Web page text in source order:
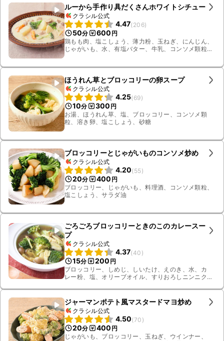
ルーから手作り具だくさんホワイトシチュー
クラシル公式
4.47(206)
50分 600 円
鶏もも肉、塩こしょう、薄力粉、玉ねぎ、にんじん、
じゃがいも、水、有塩バター、牛乳、コンソメ顆粒、
ほうれん草とブロッコリーの卵スープ
クラシル公式
4.25(69)
10分 300 円
お湯、ほうれん草、塩、ブロッコリー、コンソメ顆
粒、溶き卵、塩こしょう、砂糖
ブロッコリーとじゃがいものコンソメ炒め
クラシル公式
4.20(55)
20分 400 円
ブロッコリー、じゃがいも、料理酒、コンソメ顆粒、
塩こしょう、サラダ油
ごろごろブロッコリーときのこのカレースー
プ
クラシル公式
4.37(40 )
15分 200 円
ブロッコリー、しめじ、しいたけ、えのき、水、カ
レー粉、塩、オリーブオイル、すりおろしニンニク、
ジャーマンポテト風マスタードマヨ炒め
クラシル公式
4.50(70 )
20分 400 円
じゃがいも、ブロッコリー、玉ねぎ、ウインナー、